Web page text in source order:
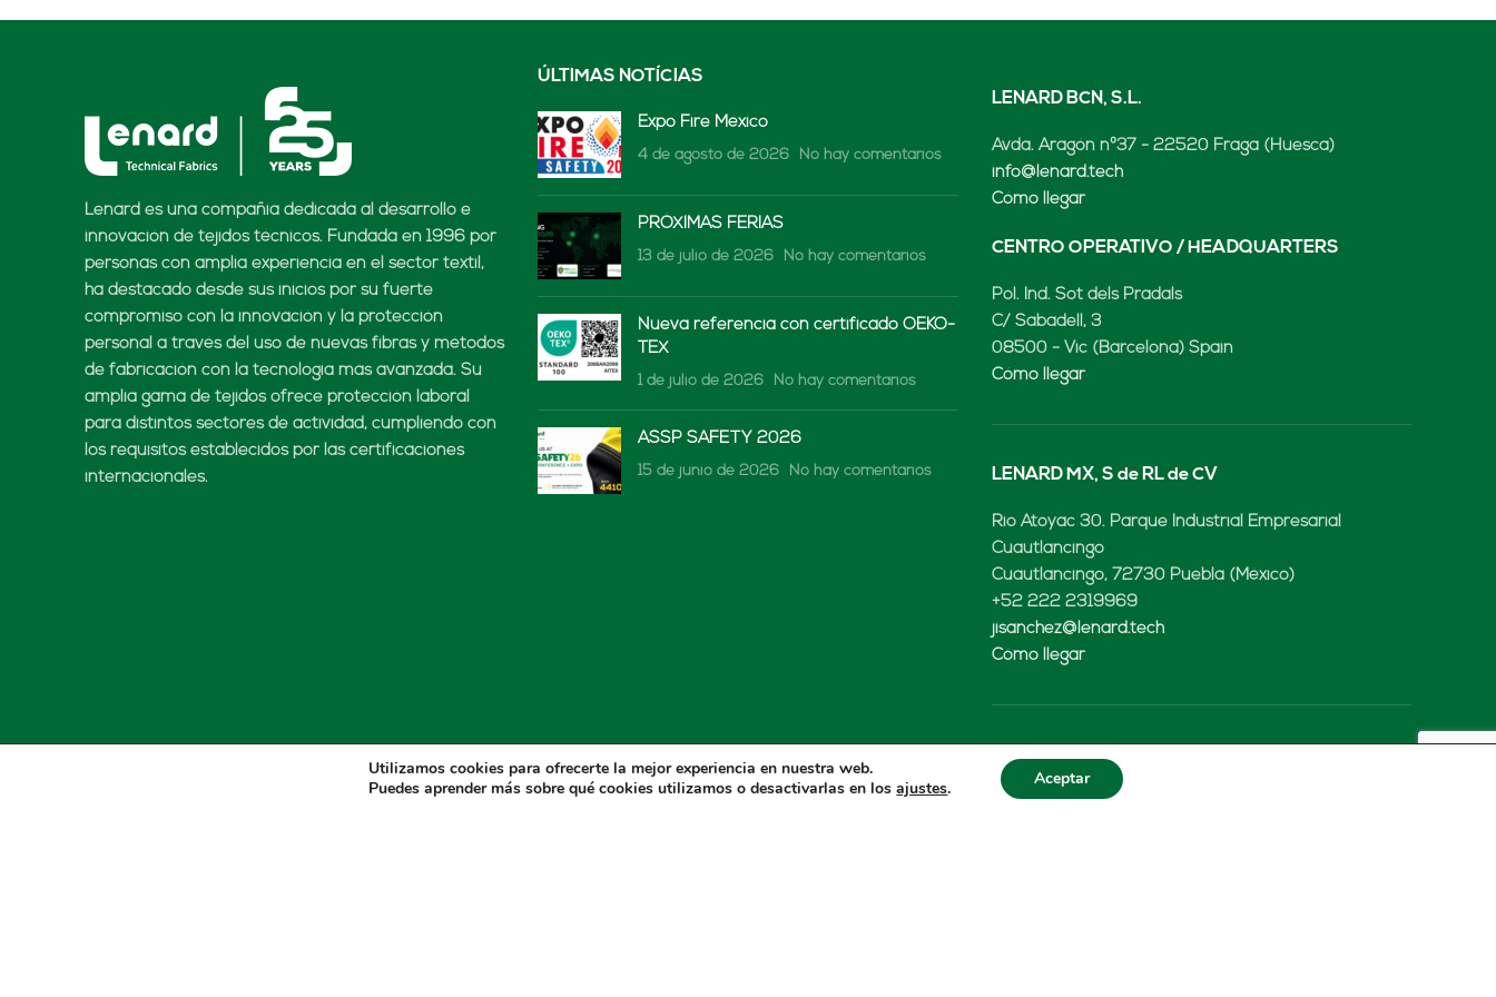
Lenard es una compañía dedicada al desarrollo e
innovación de tejidos técnicos. Fundada en 1996 por
personas con amplia experiencia en el sector textil,
ha destacado desde sus inicios por su fuerte
compromiso con la innovación y la protección
personal a través del uso de nuevas fibras y métodos
de fabricación con la tecnología más avanzada. Su
amplia gama de tejidos ofrece protección laboral
para distintos sectores de actividad, cumpliendo con
los requisitos establecidos por las certificaciones
internacionales.
ÚLTIMAS NOTÍCIAS
Expo Fire México
4 de agosto de 2026 No hay comentarios
PRÓXIMAS FERIAS
13 de julio de 2026 No hay comentarios
Nueva referencia con certificado OEKO-
TEX
1 de julio de 2026 No hay comentarios
ASSP SAFETY 2026
15 de junio de 2026 No hay comentarios
LENARD BCN, S.L.
Avda. Aragón nº37 - 22520 Fraga (Huesca)
info@lenard.tech
Cómo llegar
CENTRO OPERATIVO / HEADQUARTERS
Pol. Ind. Sot dels Pradals
C/ Sabadell, 3
08500 - Vic (Barcelona) Spain
Cómo llegar
LENARD MX, S de RL de CV
Rio Atoyac 30. Parque Industrial Empresarial
Cuautlancingo
Cuautlancingo, 72730 Puebla (México)
+52 222 2319969
jisanchez@lenard.tech
Cómo llegar
LENARD USA CORP
2655-Lejeune Rd., Suite 810
Utilizamos cookies para ofrecerte la mejor experiencia en nuestra web.
Puedes aprender más sobre qué cookies utilizamos o desactivarlas en losajustes. Aceptar